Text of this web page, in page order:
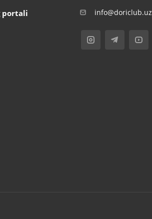
portali info@doriclub.uz